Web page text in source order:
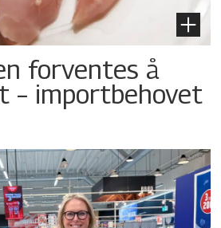
forventes å
– importbehovet